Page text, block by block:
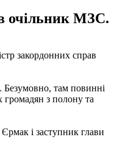
очільник МЗС.
закордонних справ
Безумовно, там повинні
громадян з полону та
і заступник глави